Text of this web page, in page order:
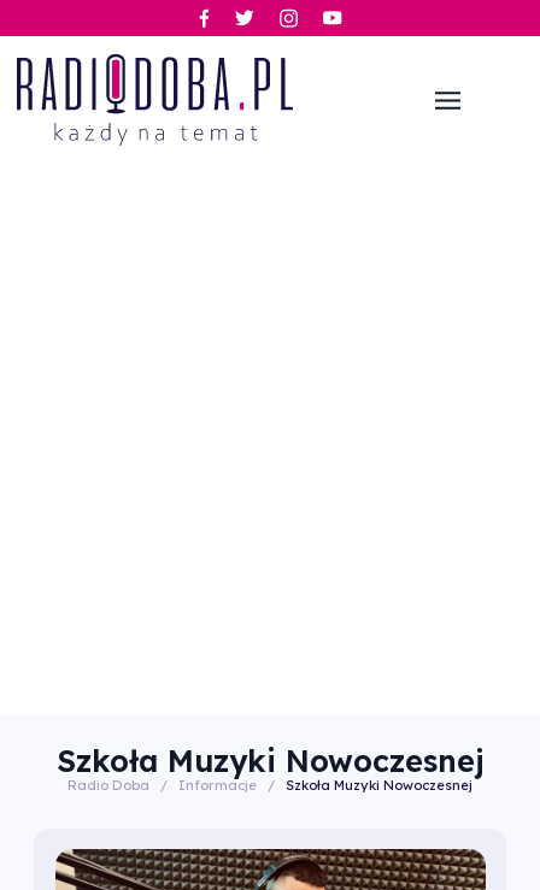
Szkoła Muzyki Nowoczesnej
Radio Doba / Informacje / Szkoła Muzyki Nowoczesnej